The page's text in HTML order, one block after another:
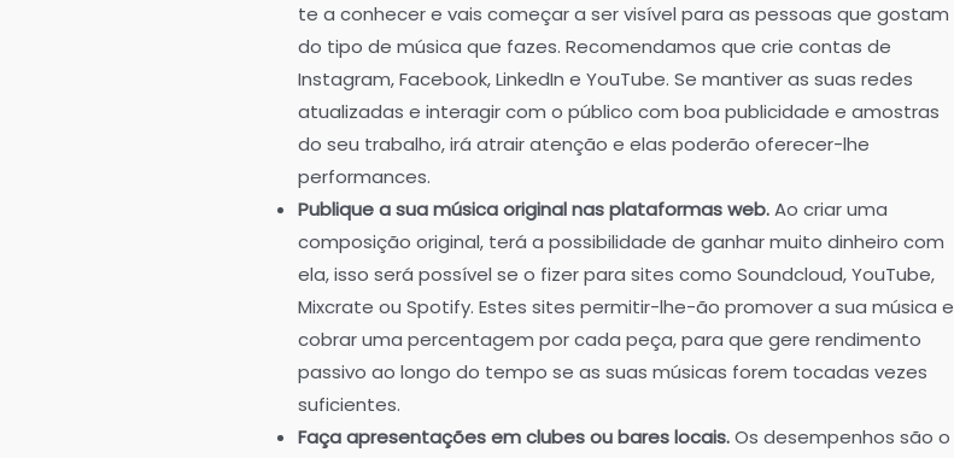
te a conhecer e vais começar a ser visível para as pessoas que gostam
do tipo de música que fazes. Recomendamos que crie contas de
Instagram, Facebook, LinkedIn e YouTube. Se mantiver as suas redes
atualizadas e interagir com o público com boa publicidade e amostras
do seu trabalho, irá atrair atenção e elas poderão oferecer-lhe
performances.
Publique a sua música original nas plataformas web.Ao criar uma
composição original, terá a possibilidade de ganhar muito dinheiro com
ela, isso será possível se o fizer para sites como Soundcloud, YouTube,
Mixcrate ou Spotify. Estes sites permitir-lhe-ão promover a sua música e
cobrar uma percentagem por cada peça, para que gere rendimento
passivo ao longo do tempo se as suas músicas forem tocadas vezes
suficientes.
Faça apresentações em clubes ou bares locais.Os desempenhos são o